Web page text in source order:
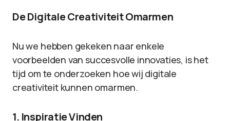
De Digitale Creativiteit Omarmen
Nu we hebben gekeken naar enkele
voorbeelden van succesvolle innovaties, is het
tijd om te onderzoeken hoe wij digitale
creativiteit kunnen omarmen.
1. Inspiratie Vinden